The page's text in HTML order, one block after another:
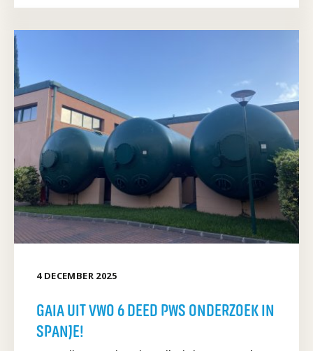
4 DECEMBER 2025
GAIA UIT VWO 6 DEED PWS ONDERZOEK IN
SPANJE!